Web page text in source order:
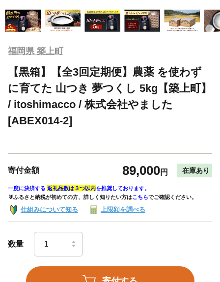
福岡県 築上町
【黒箱】【全3回定期便】農薬 を使わず
に育てた 山つき 夢つくし 5kg【築上町】
/ itoshimacco / 株式会社やました
[ABEX014-2]
寄付金額 89,000円 在庫あり
一度に決済する 返礼品数は３つ以内を推奨しております。
🔰ふるさと納税が初めての方、詳しく知りたい方はこちらでご確認ください。
仕組みについて知る 上限額を調べる
数量